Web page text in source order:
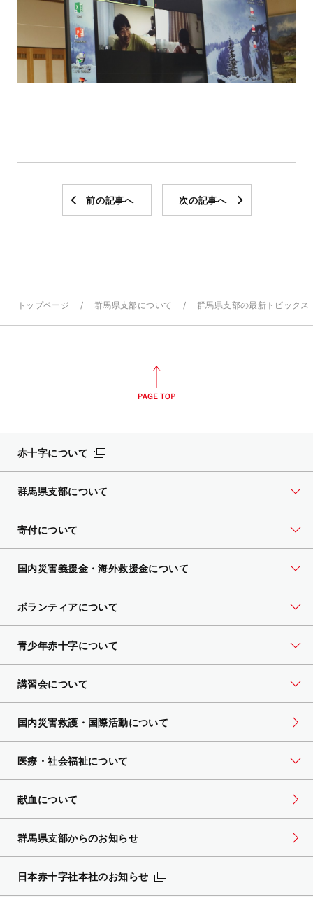
前の記事へ 次の記事へ
トップページ 群馬県支部について 群馬県支部の最新トピックス
赤十字について
群馬県支部について
寄付について
国内災害義援金・海外救援金について
ボランティアについて
青少年赤十字について
講習会について
国内災害救護・国際活動について
医療・社会福祉について
献血について
群馬県支部からのお知らせ
日本赤十字社本社のお知らせ